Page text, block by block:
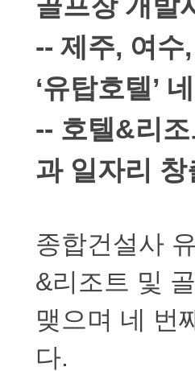
--제주,여수
‘유탑호텔
--호텔&리
과일자리창
종합건설사
&리조트및
맺으며네번
다.